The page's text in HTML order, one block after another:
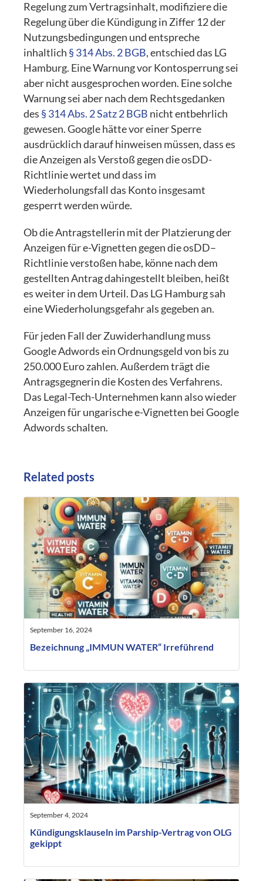
Regelung zum Vertragsinhalt, modifiziere die
Regelung über die Kündigung in Ziffer 12 der
Nutzungsbedingungen und entspreche
inhaltlich § 314 Abs. 2 BGB, entschied das LG
Hamburg. Eine Warnung vor Kontosperrung sei
aber nicht ausgesprochen worden. Eine solche
Warnung sei aber nach dem Rechtsgedanken
des § 314 Abs. 2 Satz 2 BGB nicht entbehrlich
gewesen. Google hätte vor einer Sperre
ausdrücklich darauf hinweisen müssen, dass es
die Anzeigen als Verstoß gegen die osDD-
Richtlinie wertet und dass im
Wiederholungsfall das Konto insgesamt
gesperrt werden würde.
Ob die Antragstellerin mit der Platzierung der
Anzeigen für e-Vignetten gegen die osDD–
Richtlinie verstoßen habe, könne nach dem
gestellten Antrag dahingestellt bleiben, heißt
es weiter in dem Urteil. Das LG Hamburg sah
eine Wiederholungsgefahr als gegeben an.
Für jeden Fall der Zuwiderhandlung muss
Google Adwords ein Ordnungsgeld von bis zu
250.000 Euro zahlen. Außerdem trägt die
Antragsgegnerin die Kosten des Verfahrens.
Das Legal-Tech-Unternehmen kann also wieder
Anzeigen für ungarische e-Vignetten bei Google
Adwords schalten.
Related posts
September 16, 2024
Bezeichnung „IMMUN WATER“ Irreführend
September 4, 2024
Kündigungsklauseln im Parship-Vertrag von OLG
gekippt